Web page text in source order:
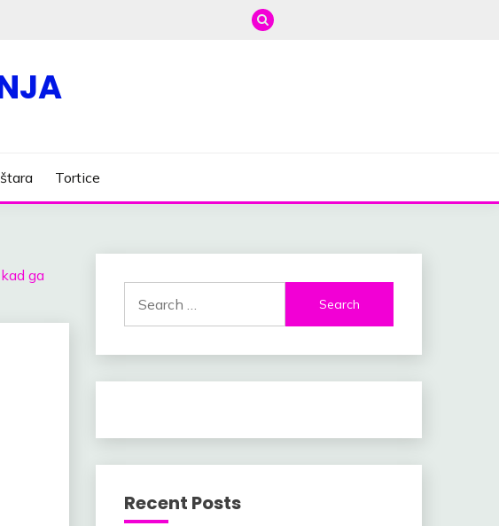
Tortice
ga
for:
Recent Posts